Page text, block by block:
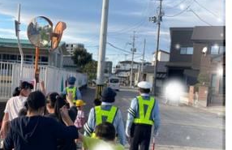
空き状況はこちら
申込・お問合せ